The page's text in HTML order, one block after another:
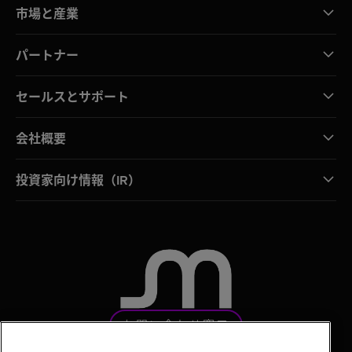
市場と産業
パートナー
セールスとサポート
会社概要
投資家向け情報（IR）
お問い合わせ窓口